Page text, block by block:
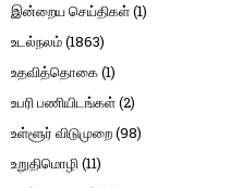
இன்றைய செய்திகள்(1)
உடல்நலம்(1863)
உதவித்தொகை(1)
உபரி பணியிடங்கள்(2)
உள்ளூர் விடுமுறை(98)
உறுதிமொழி(11)